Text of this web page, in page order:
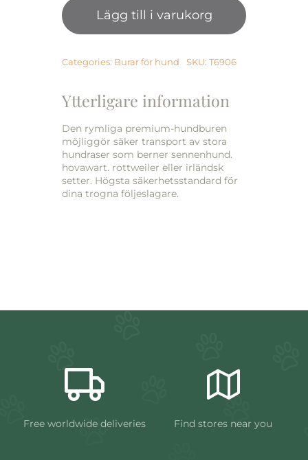
4
Small
Lägg till i varukorg
Categories: Burar för hund SKU: T6906
Ytterligare information
Den rymliga premium-hundburen
möjliggör säker transport av stora
hundraser som berner sennenhund.
hovawart. rottweiler eller irländsk
setter. Högsta säkerhetsstandard för
dina trogna följeslagare.
Free worldwide deliveries Find stores near you